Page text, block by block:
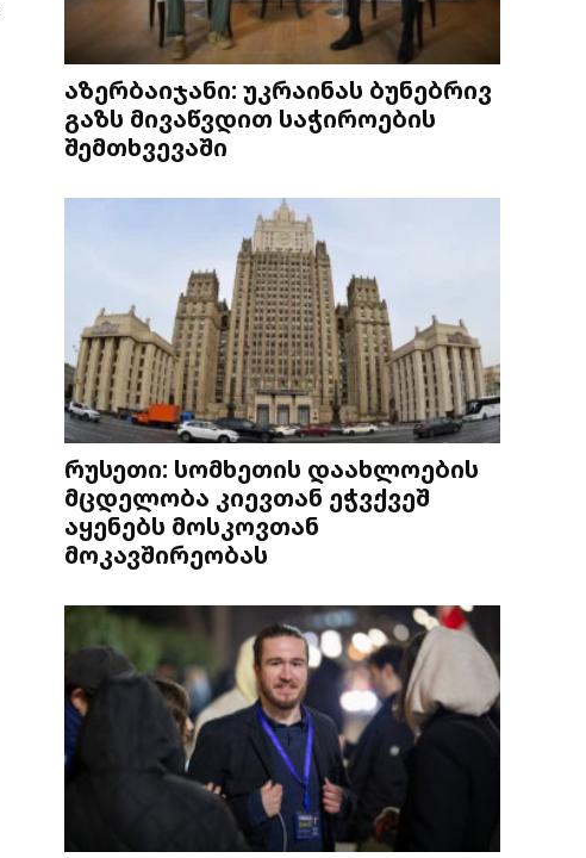
აზერბაიჯანი: უკრაინას ბუნებრივ
გაზს მივაწვდით საჭიროების
შემთხვევაში
რუსეთი: სომხეთის დაახლოების
მცდელობა კიევთან ეჭვქვეშ
აყენებს მოსკოვთან
მოკავშირეობას